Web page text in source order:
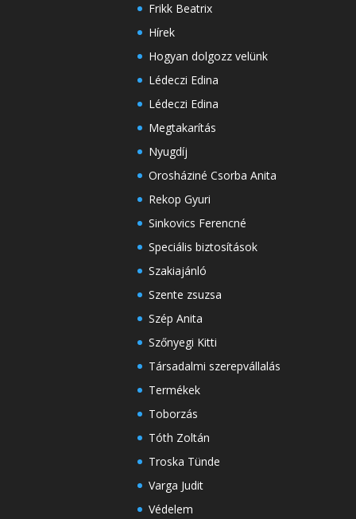
Frikk Beatrix
Hírek
Hogyan dolgozz velünk
Lédeczi Edina
Lédeczi Edina
Megtakarítás
Nyugdíj
Orosháziné Csorba Anita
Rekop Gyuri
Sinkovics Ferencné
Speciális biztosítások
Szakiajánló
Szente zsuzsa
Szép Anita
Szőnyegi Kitti
Társadalmi szerepvállalás
Termékek
Toborzás
Tóth Zoltán
Troska Tünde
Varga Judit
Védelem